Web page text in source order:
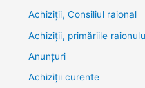
Achiziții, Consiliul raional
Achiziții, primăriile
Anunțuri
Achiziții curente